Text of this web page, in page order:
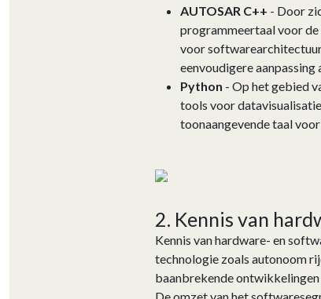
AUTOSAR C++ - Door
programmeertaal voor de
voor
eenvoudigere
Python - Op het gebied
tools voor
toonaangevende taal
2. Kennis van
Kennis van hardware- en
technologie zoals autonoom
baanbrekende ontwikkelingen